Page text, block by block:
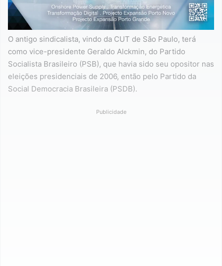
O antigo sindicalista, vindo da CUT de São Paulo, terá
como vice-presidente Geraldo Alckmin, do Partido
Socialista Brasileiro (PSB), que havia sido seu opositor nas
eleições presidenciais de 2006, então pelo Partido da
Social Democracia Brasileira (PSDB).
Publicidade